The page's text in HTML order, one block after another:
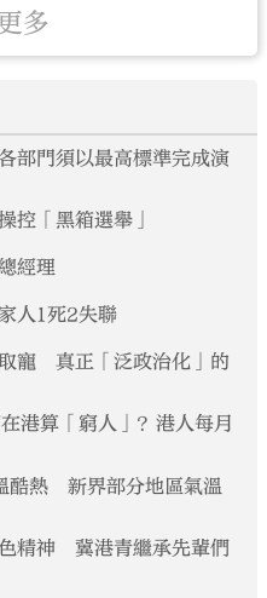
多
部門須以最高標準完成演
控「黑箱選舉」
經理
人1死2失聯
寵 真正「泛政治化」的
港算「窮人」？港人每月
酷熱 新界部分地區氣溫
精神 冀港青繼承先輩們